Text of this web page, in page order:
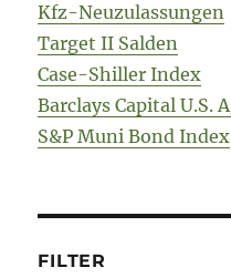
Kfz-Neuzulassungen
Target II Salden
Case-Shiller Index
Barclays Capital U.S.
S&P Muni Bond Index
FILTER